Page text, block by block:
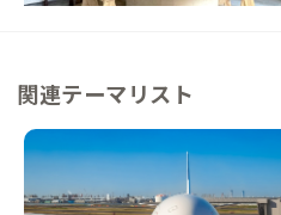
関連テーマリスト